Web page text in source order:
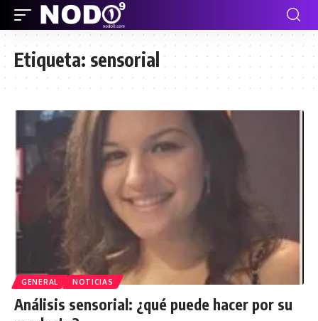
Etiqueta:sensorial
GENERAL NOTICIAS
Análisis sensorial: ¿qué puede hacer por su